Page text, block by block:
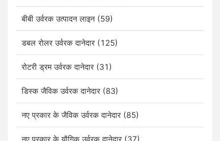
बीबी उर्वरक उत्पादन लाइन (59)
डबल रोलर उर्वरक दानेदार (125)
रोटरी ड्रम उर्वरक दानेदार (31)
डिस्क जैविक उर्वरक दानेदार (83)
नए प्रकार के जैविक उर्वरक दानेदार (85)
नए प्रकार के यौगिक उर्वरक दानेदार (37)